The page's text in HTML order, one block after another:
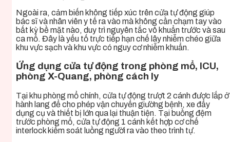
Ngoài ra, cảm biến không tiếp xúc trên cửa tự động giúp
bác sĩ và nhân viên y tế ra vào mà không cần chạm tay vào
bất kỳ bề mặt nào, duy trì nguyên tắc vô khuẩn trước và sau
ca mổ. Đây là yếu tố trực tiếp hạn chế lây nhiễm chéo giữa
khu vực sạch và khu vực có nguy cơ nhiễm khuẩn.
Ứng dụng cửa tự động trong phòng mổ, ICU,
phòng X-Quang, phòng cách ly
Tại khu phòng mổ chính, cửa tự động trượt 2 cánh được lắp ở
hành lang để cho phép vận chuyển giường bệnh, xe đẩy
dụng cụ và thiết bị lớn qua lại thuận tiện. Tại buồng đệm
trước phòng mổ, cửa tự động 1 cánh kết hợp cơ chế
interlock kiểm soát luồng người ra vào theo trình tự.